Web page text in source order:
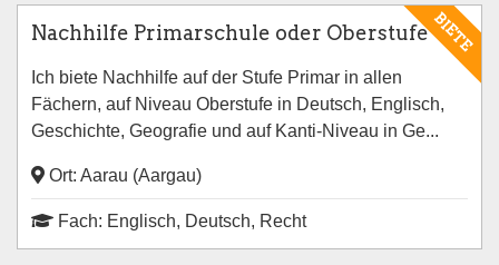
BIETE
Nachhilfe Primarschule oder Oberstufe
Ich biete Nachhilfe auf der Stufe Primar in allen
Fächern, auf Niveau Oberstufe in Deutsch, Englisch,
Geschichte, Geografie und auf Kanti-Niveau in Ge...
Ort: Aarau (Aargau)
Fach: Englisch, Deutsch, Recht